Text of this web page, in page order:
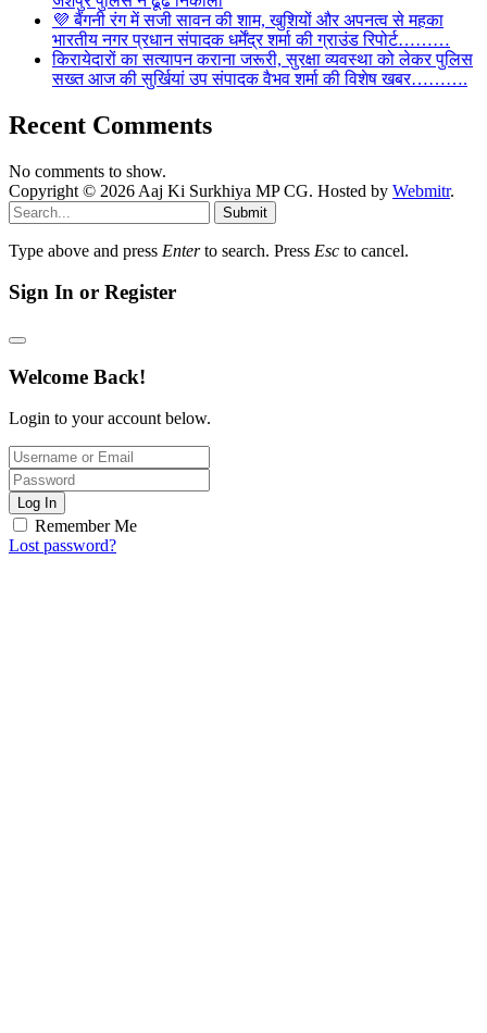
💜 बैंगनी रंग में सजी सावन की शाम, खुशियों और अपनत्व से महका
भारतीय नगर प्रधान संपादक धर्मेंद्र शर्मा की ग्राउंड रिपोर्ट………
किरायेदारों का सत्यापन कराना जरूरी, सुरक्षा व्यवस्था को लेकर पुलिस
सख्त आज की सुर्खियां उप संपादक वैभव शर्मा की विशेष खबर……….
Recent Comments
No comments to show.
Copyright © 2026 Aaj Ki Surkhiya MP CG. Hosted by Webmitr.
Submit
Type above and press Enterto search. Press Esc to cancel.
Sign In or Register
Welcome Back!
Login to your account below.
Log In
Remember Me
Lost password?